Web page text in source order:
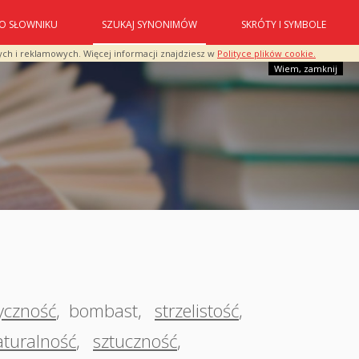
i reklamowych. Więcej informacji znajdziesz w Polityce plików cookie.
Wiem, zamknij
O SŁOWNIKU SZUKAJ SYNONIMÓW SKRÓTY I SYMBOLE
, bombast, strzelistość,
, sztuczność,